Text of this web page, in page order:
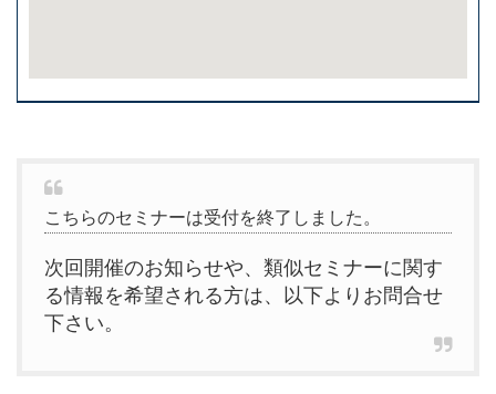
こちらのセミナーは受付を終了しました。
次回開催のお知らせや、類似セミナーに関す
る情報を希望される方は、以下よりお問合せ
下さい。